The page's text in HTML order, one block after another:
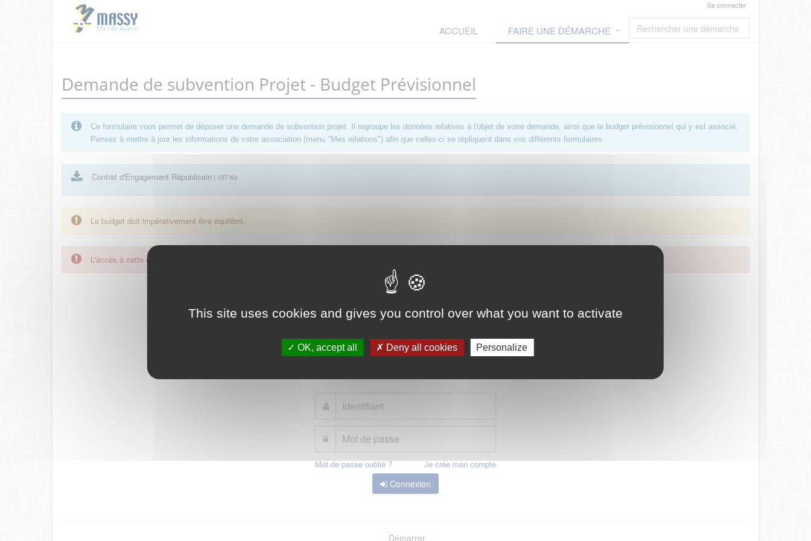
Se connecter
ACCUEIL FAIRE UNE DÉMARCHE
Demande de subvention Projet - Budget Prévisionnel
Ce formulaire vous permet de déposer une demande de subvention projet. Il regroupe les données relatives à l'objet de votre demande, ainsi que le budget prévisionnel qui y est associé.
Pensez à mettre à jour les informations de votre association (menu "Mes relations") afin que celles-ci se répliquent dans vos différents formulaires.
Contrat d'Engagement Républicain | 157 Ko
Le budget doit impérativement être équilibré.
L'accès à cette démarche ne vous est pas autorisé. Afin d'y avoir accès, vous devez
FranceConnect est la solution proposée par l'Etat pour simplifier votre connexion aux services en ligne.
Qu'est-ce que FranceConnect ?
Mot de passe oublié ? Je crée mon compte
Connexion
Démarrer
This site uses cookies and gives you control over what you want to activate
OK, accept all Deny all cookies Personalize